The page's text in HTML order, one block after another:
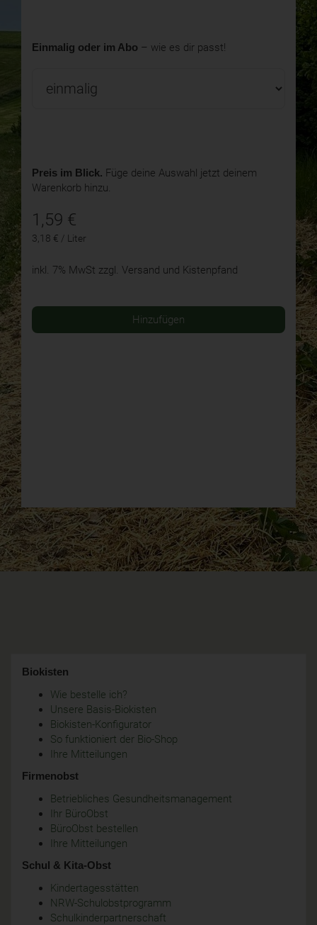
Einmalig oder im Abo – wie es dir passt!
Preis im Blick. Füge deine Auswahl jetzt deinem
Warenkorb hinzu.
1,59 €
3,18 € / Liter
inkl. 7% MwSt zzgl. Versand und Kistenpfand
Hinzufügen
Biokisten
Wie bestelle ich?
Unsere Basis-Biokisten
Biokisten-Konfigurator
So funktioniert der Bio-Shop
Ihre Mitteilungen
Firmenobst
Betriebliches Gesundheitsmanagement
Ihr BüroObst
BüroObst bestellen
Ihre Mitteilungen
Schul & Kita-Obst
Kindertagesstätten
NRW-Schulobstprogramm
Schulkinderpartnerschaft